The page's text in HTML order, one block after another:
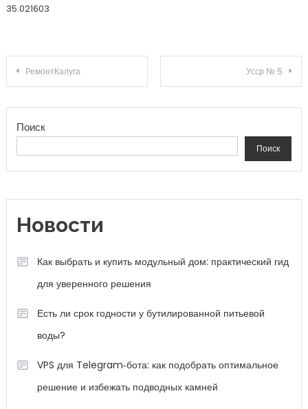
35.021603
Навигация по записям
РемонтКалуга Усср № 5
Поиск
Поиск
Новости
Как выбрать и купить модульный дом: практический гид
для уверенного решения
Есть ли срок годности у бутилированной питьевой
воды?
VPS для Telegram‑бота: как подобрать оптимальное
решение и избежать подводных камней